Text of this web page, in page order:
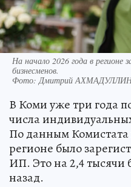
На начало 2026 года в регионе
бизнесменов.
Фото:Дмитрий
В Коми уже три года
числа
По данным Комистата
регионе было
ИП. Это на 2,4 тысячи
назад.